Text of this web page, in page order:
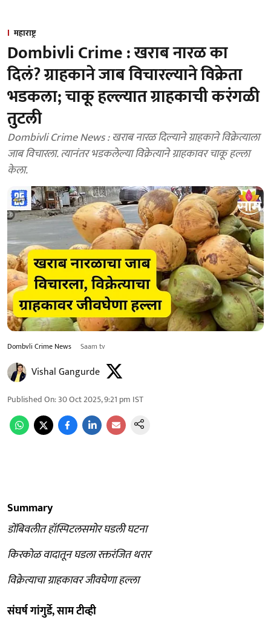
महाराष्ट्र
Dombivli Crime : खराब नारळ का
दिलं? ग्राहकाने जाब विचारल्याने विक्रेता
भडकला; चाकू हल्ल्यात ग्राहकाची करंगळी
तुटली
Dombivli Crime News : खराब नारळ दिल्याने ग्राहकाने विक्रेत्याला
जाब विचारला. त्यानंतर भडकलेल्या विक्रेत्याने ग्राहकावर चाकू हल्ला
केला.
Dombvli Crime News Saam tv
Vishal Gangurde
Published On:30 Oct 2025, 9:21 pm IST
Summary
डोंबिवलीत हॉस्पिटलसमोर घडली घटना
किरकोळ वादातून घडला रक्तरंजित थरार
विक्रेत्याचा ग्राहकावर जीवघेणा हल्ला
संघर्ष गांगुर्डे, साम टीव्ही